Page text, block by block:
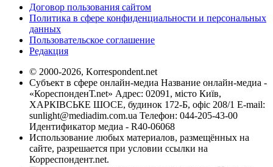
Договор пользования сайтом
Политика в сфере конфиденциальности и персональных
данных
Пользовательское соглашение
Редакция
© 2000-2026, Korrespondent.net
Субъект в сфере онлайн-медиа Название онлайн-медиа -
«КореспонденТ.net» Адрес: 02091, місто Київ,
ХАРКІВСЬКЕ ШОСЕ, будинок 172-Б, офіс 208/1 E-mail:
sunlight@mediadim.com.ua Телефон: 044-205-43-00
Идентификатор медиа - R40-06068
Использование любых материалов, размещённых на
сайте, разрешается при условии ссылки на
Корреспондент.net.